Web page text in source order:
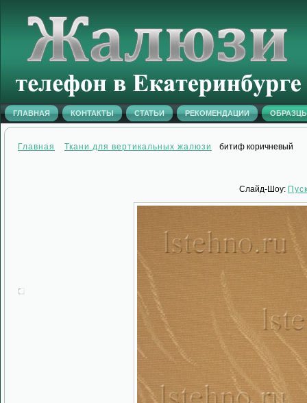
ГЛАВНАЯ КОНТАКТЫ СТАТЬИ РЕКОМЕНДАЦИИ
Главная Ткани для вертикальных жалюзи битиф коричневый
Слайд-Шоу: